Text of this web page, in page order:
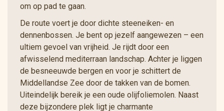
om op pad te gaan.
De route voert je door dichte steeneiken- en
dennenbossen. Je bent op jezelf aangewezen – een
ultiem gevoel van vrijheid. Je rijdt door een
afwisselend mediterraan landschap. Achter je liggen
de besneeuwde bergen en voor je schittert de
Middellandse Zee door de takken van de bomen.
Uiteindelijk bereik je een oude olijfoliemolen. Naast
deze bijzondere plek ligt je charmante